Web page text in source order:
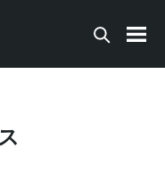
動する